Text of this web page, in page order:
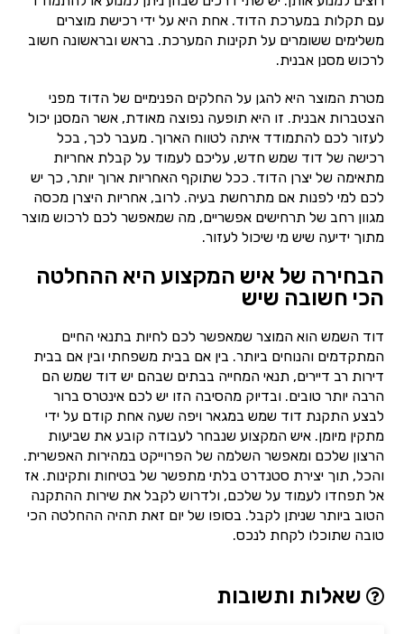
עם תקלות במערכת הדוד. אחת היא על ידי רכישת מוצרים
משלימים ששומרים על תקינות המערכת. בראש ובראשונה חשוב
לרכוש מסנן אבנית.
מטרת המוצר היא להגן על החלקים הפנימיים של הדוד מפני
הצטברות אבנית. זו היא תופעה נפוצה מאודת, אשר המסנן יכול
לעזור לכם להתמודד איתה לטווח הארוך. מעבר לכך, בכל
רכישה של דוד שמש חדש, עליכם לעמוד על קבלת אחריות
מתאימה של יצרן הדוד. ככל שתוקף האחריות ארוך יותר, כך יש
לכם למי לפנות אם מתרחשת בעיה. לרוב, אחריות היצרן מכסה
מגוון רחב של תרחישים אפשריים, מה שמאפשר לכם לרכוש מוצר
מתוך ידיעה שיש מי שיכול לעזור.
הבחירה של איש המקצוע היא ההחלטה
הכי חשובה שיש
דוד השמש הוא המוצר שמאפשר לכם לחיות בתנאי החיים
המתקדמים והנוחים ביותר. בין אם בבית משפחתי ובין אם בבית
דירות רב דיירים, תנאי המחייה בבתים שבהם יש דוד שמש הם
הרבה יותר טובים. ובדיוק מהסיבה הזו יש לכם אינטרס ברור
לבצע התקנת דוד שמש במגאר ויפה שעה אחת קודם על ידי
מתקין מיומן. איש המקצוע שנבחר לעבודה קובע את שביעות
הרצון שלכם ומאפשר השלמה של הפרוייקט במהירות האפשרית.
והכל, תוך יצירת סטנדרט בלתי מתפשר של בטיחות ותקינות. אז
אל תפחדו לעמוד על שלכם, ולדרוש לקבל את שירות ההתקנה
הטוב ביותר שניתן לקבל. בסופו של יום זאת תהיה ההחלטה הכי
טובה שתוכלו לקחת לנכס.
שאלות ותשובות